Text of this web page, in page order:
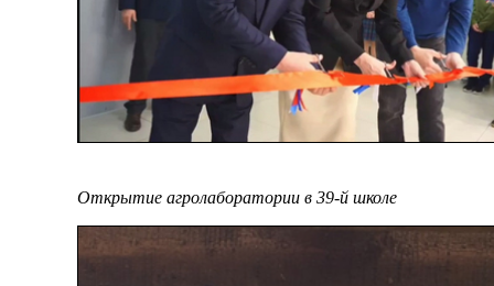
Открытие агролаборатории в 39-й школе